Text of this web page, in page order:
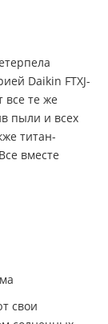
Daikin FTXJ-
все те же
пыли и всех
титан-
вместе
свои